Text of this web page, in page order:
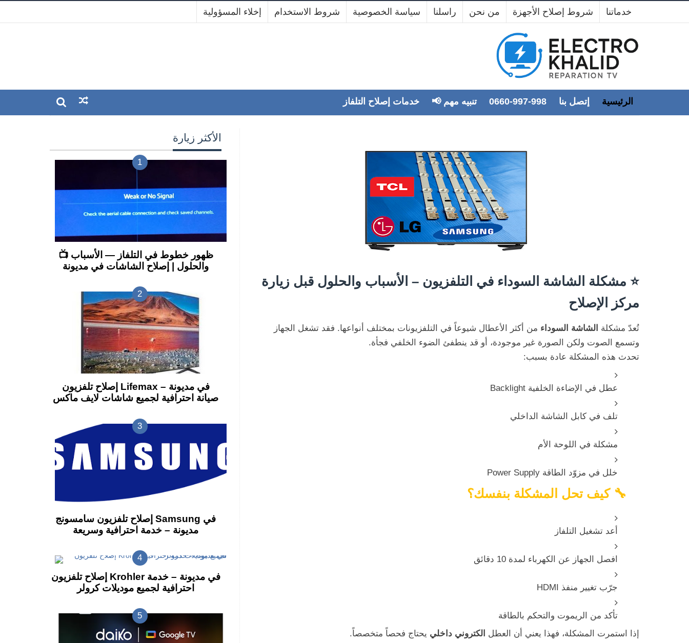
خدماتنا شروط إصلاح الأجهزة من نحن راسلنا سياسة الخصوصية شروط الاستخدام إخلاء المسؤولية
الرئيسية إتصل بنا 0660-997-998 📢 تنبيه مهم خدمات إصلاح التلفاز
مركز الإصلاح
⭐ مشكلة الشاشة السوداء في التلفزيون – الأسباب والحلول قبل زيارة
مركز الإصلاح
تُعدّ مشكلة الشاشة السوداء من أكثر الأعطال شيوعاً في التلفزيونات بمختلف أنواعها. فقد تشغل الجهاز
وتسمع الصوت ولكن الصورة غير موجودة، أو قد ينطفئ الضوء الخلفي فجأة.
تحدث هذه المشكلة عادة بسبب:
عطل في الإضاءة الخلفية Backlight
تلف في كابل الشاشة الداخلي
مشكلة في اللوحة الأم
خلل في مزوّد الطاقة Power Supply
🔧 كيف تحل المشكلة بنفسك؟
أعد تشغيل التلفاز
افصل الجهاز عن الكهرباء لمدة 10 دقائق
جرّب تغيير منفذ HDMI
تأكد من الريموت والتحكم بالطاقة
إذا استمرت المشكلة، فهذا يعني أن العطل الكتروني داخلي يحتاج فحصاً متخصصاً.
الأكثر زيارة
📺 ظهور خطوط في التلفاز — الأسباب
والحلول | إصلاح الشاشات في مديونة
إصلاح تلفزيون Lifemax في مديونة –
صيانة احترافية لجميع شاشات لايف ماكس
إصلاح تلفزيون سامسونج Samsung في
مديونة – خدمة احترافية وسريعة
إصلاح تلفزيون Krohler في مديونة – خدمة
احترافية لجميع موديلات كرولر